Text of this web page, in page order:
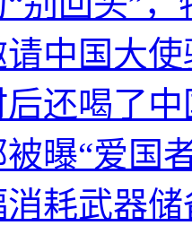
中国大
还喝了
曝“爱国
耗武器储